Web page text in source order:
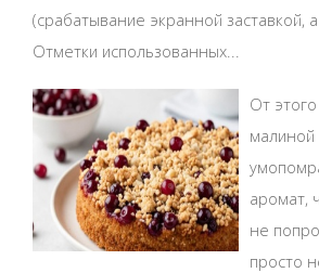
(срабатывание экранной заставкой,
Отметки использованных...
От
малиной
аромат,
не
просто